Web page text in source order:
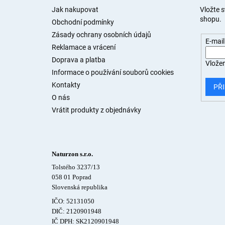
Jak nakupovat
Obchodní podmínky
Zásady ochrany osobních údajů
Reklamace a vrácení
Doprava a platba
Informace o používání souborů cookies
Kontakty
O nás
Vrátit produkty z objednávky
Vložte
shopu.
E-mail
Naturzon s.r.o.
Tolstého 3237/13
058 01 Poprad
Slovenská republika
IČO: 52131050
DIČ: 2120901948
IČ DPH: SK2120901948